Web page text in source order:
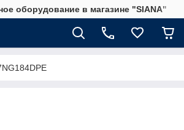
оборудование в магазине "SIANA"